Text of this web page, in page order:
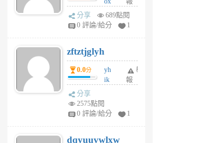
前
rh
pe
月
前
分享
689點閱
0 評論/給分
1
zftztjglyh
0.0分
yh
ik
tu
6
舉
報
分享
2575點閱
0 評論/給分
1
dqyuuvwlxw